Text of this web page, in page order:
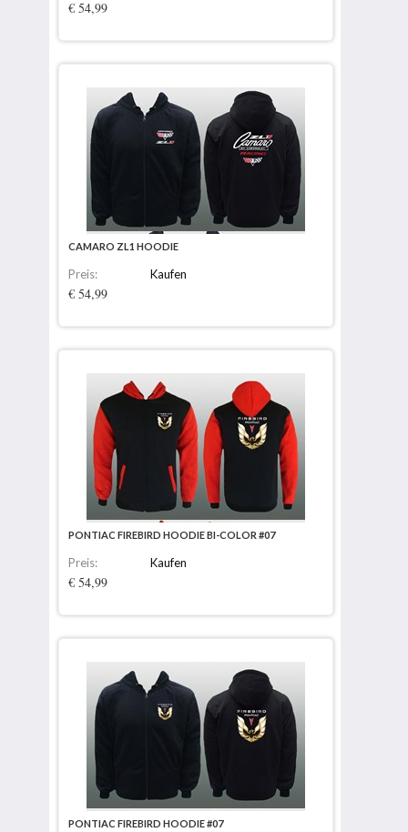
€ 54,99
CAMARO ZL1 HOODIE
Preis:
€ 54,99
Kaufen
PONTIAC FIREBIRD HOODIE BI-COLOR #07
Preis:
€ 54,99
Kaufen
PONTIAC FIREBIRD HOODIE #07